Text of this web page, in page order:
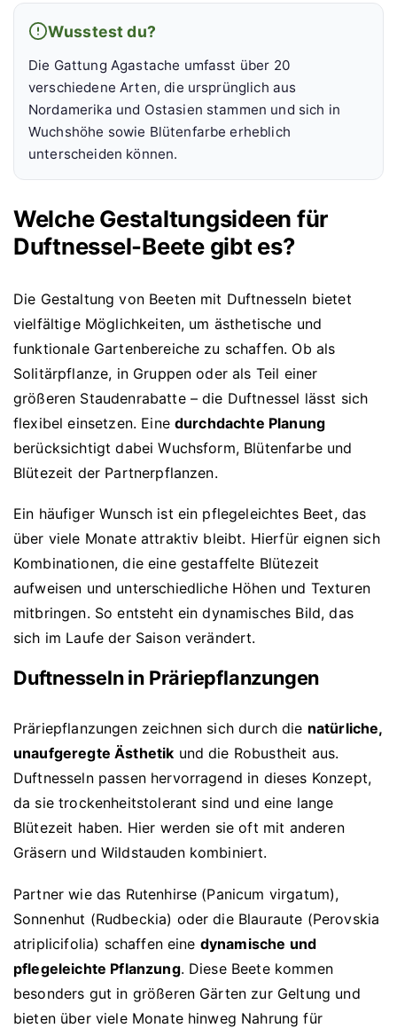
Wusstest du?
Die Gattung Agastache umfasst über 20
verschiedene Arten, die ursprünglich aus
Nordamerika und Ostasien stammen und sich in
Wuchshöhe sowie Blütenfarbe erheblich
unterscheiden können.
Welche Gestaltungsideen für
Duftnessel-Beete gibt es?
Die Gestaltung von Beeten mit Duftnesseln bietet
vielfältige Möglichkeiten, um ästhetische und
funktionale Gartenbereiche zu schaffen. Ob als
Solitärpflanze, in Gruppen oder als Teil einer
größeren Staudenrabatte – die Duftnessel lässt sich
flexibel einsetzen. Eine durchdachte Planung
berücksichtigt dabei Wuchsform, Blütenfarbe und
Blütezeit der Partnerpflanzen.
Ein häufiger Wunsch ist ein pflegeleichtes Beet, das
über viele Monate attraktiv bleibt. Hierfür eignen sich
Kombinationen, die eine gestaffelte Blütezeit
aufweisen und unterschiedliche Höhen und Texturen
mitbringen. So entsteht ein dynamisches Bild, das
sich im Laufe der Saison verändert.
Duftnesseln in Präriepflanzungen
Präriepflanzungen zeichnen sich durch die natürliche,
unaufgeregte Ästhetik und die Robustheit aus.
Duftnesseln passen hervorragend in dieses Konzept,
da sie trockenheitstolerant sind und eine lange
Blütezeit haben. Hier werden sie oft mit anderen
Gräsern und Wildstauden kombiniert.
Partner wie das Rutenhirse (Panicum virgatum),
Sonnenhut (Rudbeckia) oder die Blauraute (Perovskia
atriplicifolia) schaffen eine dynamische und
pflegeleichte Pflanzung. Diese Beete kommen
besonders gut in größeren Gärten zur Geltung und
bieten über viele Monate hinweg Nahrung für